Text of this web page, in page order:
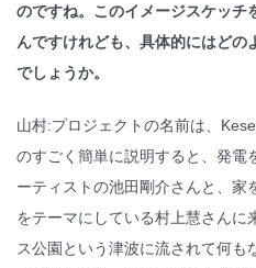
のですね。このイメージスケッチ
んですけれども、具体的にはど
でしょうか。
山村:プロジェクトの名前は、
のすごく簡単に説明すると、発電
ーティストの池田剛介さんと、家
をテーマにしている村上慧さんに
ス公園という津波に流されて何も